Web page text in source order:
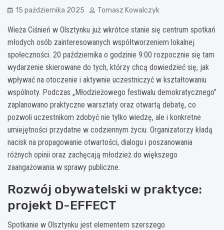
15 października 2025 Tomasz Kowalczyk
Wieża Ciśnień w Olsztynku już wkrótce stanie się centrum spotkań
młodych osób zainteresowanych współtworzeniem lokalnej
społeczności. 20 października o godzinie 9:00 rozpocznie się tam
wydarzenie skierowane do tych, którzy chcą dowiedzieć się, jak
wpływać na otoczenie i aktywnie uczestniczyć w kształtowaniu
wspólnoty. Podczas „Młodzieżowego festiwalu demokratycznego”
zaplanowano praktyczne warsztaty oraz otwartą debatę, co
pozwoli uczestnikom zdobyć nie tylko wiedzę, ale i konkretne
umiejętności przydatne w codziennym życiu. Organizatorzy kładą
nacisk na propagowanie otwartości, dialogu i poszanowania
różnych opinii oraz zachęcają młodzież do większego
zaangażowania w sprawy publiczne.
Rozwój obywatelski w praktyce:
projekt D-EFFECT
Spotkanie w Olsztynku jest elementem szerszego